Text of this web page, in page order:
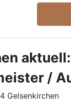
aktuell:
/
Gelsenkirchen